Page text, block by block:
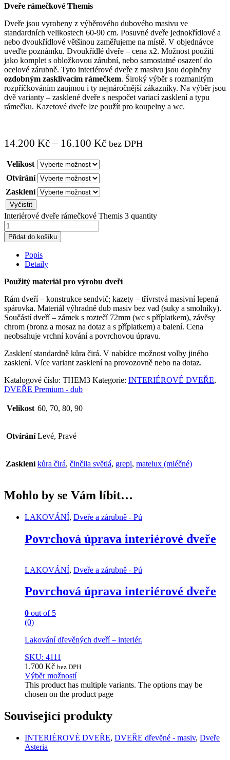
Dveře rámečkové Themis
Dveře jsou vyrobeny z výběrového dubového masivu ve
standardních velikostech 60-90 cm. Posuvné dveře jednokřídlové a
nebo dvoukřídlové většinou zaměřujeme na místě. V objednávce
uveďte poznámku. Dvoukřídlé dveře – cena x2. Možnost použití
jako komplet s obložkovou zárubní, nebo samostatné osazení do
ocelové zárubně. Tyto interiérové dveře z masivu jsou doplněny
ozdobným zasklívacím rámečkem. Široký výběr s rozmanitým
rozpříčkováním zaujmou i ty nejnáročnější zákazníky. Na výběr jsou
dvě varianty – zasklené dveře s nespočet variací zasklení a typu
rámečku. Kazetové dveře lze použít pro koupelny a wc.
14.200 Kč– 16.100 Kč bez DPH
Velikost
Otvírání
Zasklení
Vyčistit
Interiérové dveře rámečkové Themis 3 quantity
Přidat do košíku
Popis
Detaily
Použitý materiál pro výrobu dveří
Rám dveří – konstrukce sendvič; kazety – třívrstvá masivní lepená
spárovka. Materiál výhradně dub masiv bez vad (suky a smolníky).
Součástí dveří – zámek s roztečí 72mm (wc s příplatkem), závěsy
chrom (bronz a mosaz na dotaz a s příplatkem) a balení. Cena
neobsahuje vrchní kování a povrchovou úpravu.
Zasklení standardně kůra čirá. V nabídce možnost volby jiného
zasklení. Více variant zasklení na provozovně nebo na dotaz.
Katalogové číslo: THEM3 Kategorie: INTERIÉROVÉ DVEŘE,
DVEŘE Premium - dub
Velikost 60, 70, 80, 90
Otvírání Levé, Pravé
Zasklení kůra čirá, činčila světlá, grepi, matelux (mléčné)
Mohlo by se Vám líbit…
LAKOVÁNÍ, Dveře a zárubně - Pú
Povrchová úprava interiérové dveře
LAKOVÁNÍ, Dveře a zárubně - Pú
Povrchová úprava interiérové dveře
0 out of 5
(0)
Lakování dřevěných dveří – interiér.
SKU: 4111
1.700 Kč bez DPH
Výběr možností
This product has multiple variants. The options may be
chosen on the product page
Související produkty
INTERIÉROVÉ DVEŘE, DVEŘE dřevěné - masiv, Dveře
Asteria